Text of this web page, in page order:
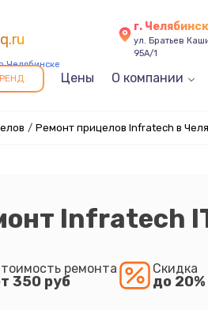
Челябинске
г. Челябинск
ул. Братьев
95А/1
Цены О компании
/ Ремонт прицелов Infratech в
Infratech
ремонта
350 руб
Скидка
до 20%